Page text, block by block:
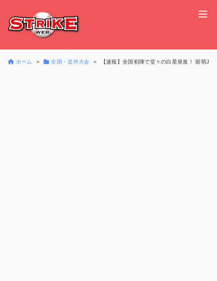
ホーム 全国・道外大会 【速報】全国初陣で堂々の白星発進！ 留萌